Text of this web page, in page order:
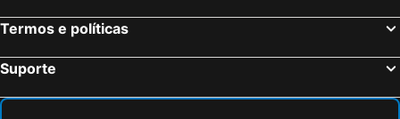
Termos e políticas
Suporte